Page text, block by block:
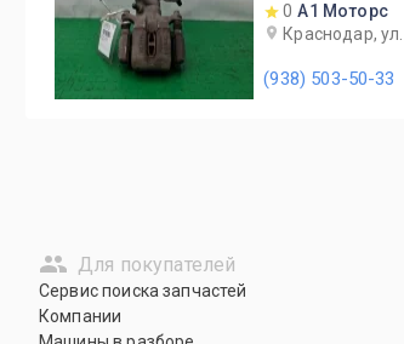
0 А1 Моторс
Краснодар,
(938) 503-50-33
Для покупателей
Сервис поиска запчастей
Компании